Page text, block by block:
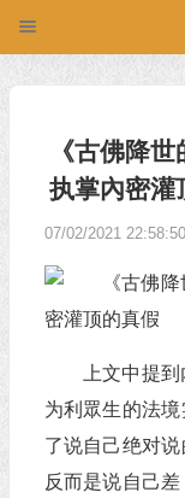
《古佛降
执掌內密灌
07/02/2021 22:58:50
上文中提
为利眾生的法
了说自己绝对
反而是说自己